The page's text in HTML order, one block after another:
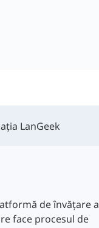
LanGeek
de învățare a
face procesul de